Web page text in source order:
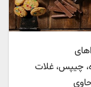
چیپس، غلات